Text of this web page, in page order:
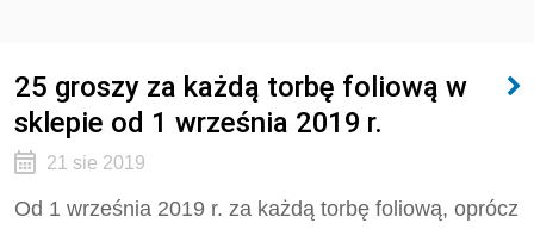
25 groszy za każdą torbę foliową w
sklepie od 1 września 2019 r.
21 sie 2019
Od 1 września 2019 r. za każdą torbę foliową, oprócz